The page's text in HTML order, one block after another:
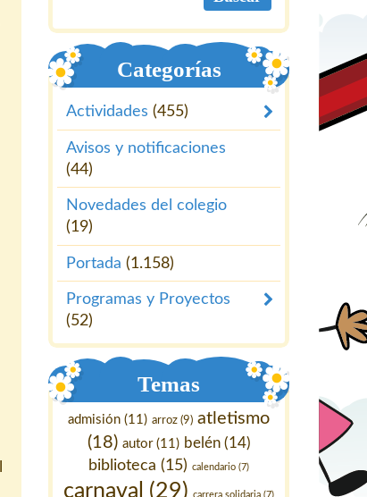
Categorías
Actividades (455)
Avisos y notificaciones
(44)
Novedades del colegio
(19)
Portada (1.158)
Programas y Proyectos
(52)
Temas
admisión (11) arroz (9) atletismo
(18) autor(11) belén(14)
biblioteca (15) calendario (7)
carnaval (29) carrera solidaria (7)